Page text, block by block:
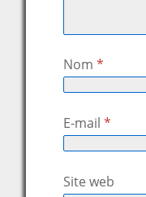
Nom*
E-mail*
Site web